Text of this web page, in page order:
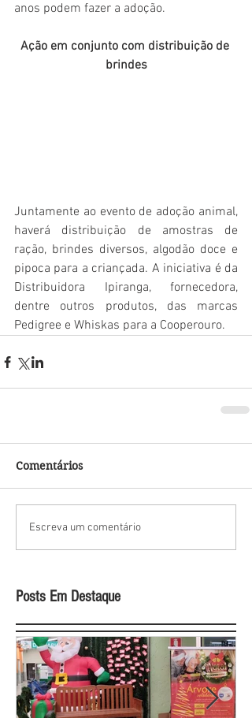
anos podem fazer a adoção.
Ação em conjunto com distribuição de
brindes
Juntamente ao evento de adoção animal,
haverá distribuição de amostras de
ração, brindes diversos, algodão doce e
pipoca para a criançada. A iniciativa é da
Distribuidora Ipiranga, fornecedora,
dentre outros produtos, das marcas
Pedigree e Whiskas para a Cooperouro.
Comentários
Escreva um comentário
Posts Em Destaque